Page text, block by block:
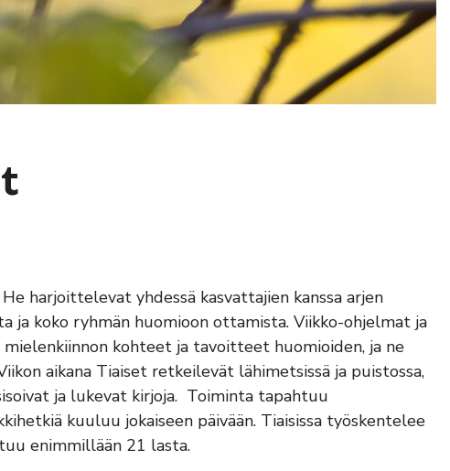
harjoittelevat yhdessä kasvattajien kanssa arjen
ja koko ryhmän huomioon ottamista. Viikko-ohjelmat ja
kohteet ja tavoitteet huomioiden, ja ne
aikana Tiaiset retkeilevät lähimetsissä ja puistossa,
ja lukevat kirjoja. Toiminta tapahtuu
kuuluu jokaiseen päivään. Tiaisissa työskentelee
enimmillään 21 lasta.